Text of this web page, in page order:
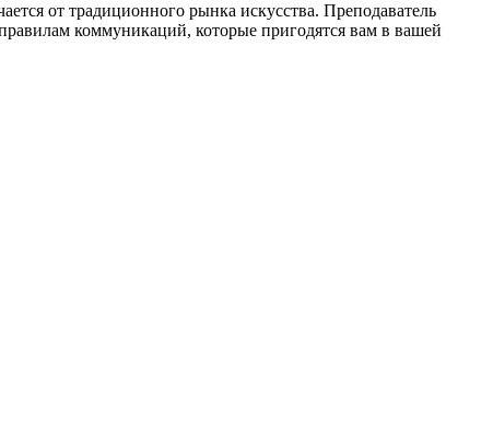
от традиционного рынка искусства. Преподаватель
коммуникаций, которые пригодятся вам в вашей